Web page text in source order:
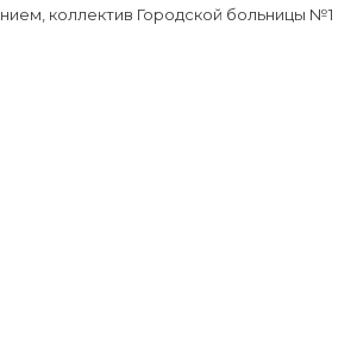
коллектив Городской больницы №1